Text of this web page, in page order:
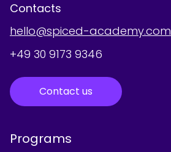
Contacts
hello@spiced-academy.com
+49 30 9173 9346
Contact us
Programs